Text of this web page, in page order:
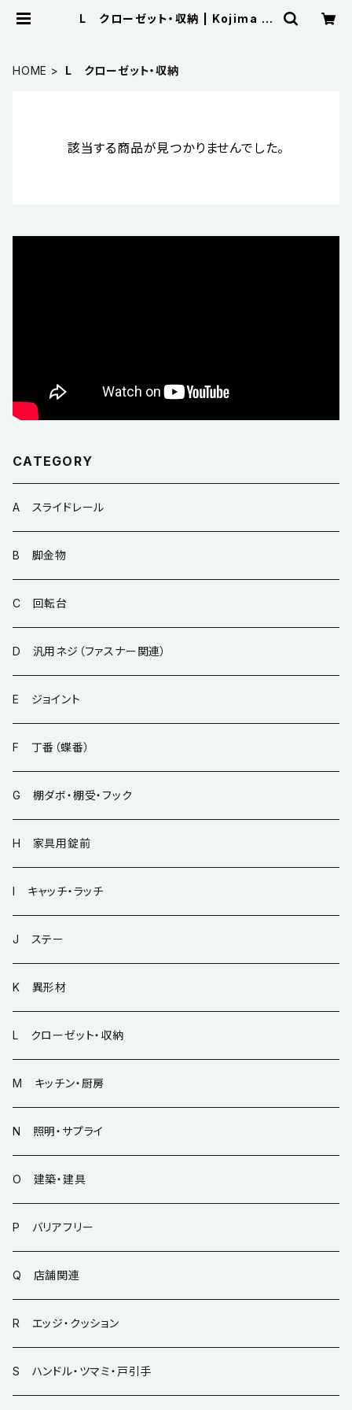
L クローゼット・収納 | Kojima M
HOME L クローゼット・収納
該当する商品が見つかりませんでした。
CATEGORY
A スライドレール
B 脚金物
C 回転台
D 汎用ネジ（ファスナー関連）
E ジョイント
F 丁番（蝶番）
G 棚ダボ・棚受・フック
H 家具用錠前
I キャッチ・ラッチ
J ステー
K 異形材
L クローゼット・収納
M キッチン・厨房
N 照明・サプライ
O 建築・建具
P バリアフリー
Q 店舗関連
R エッジ・クッション
S ハンドル・ツマミ・戸引手